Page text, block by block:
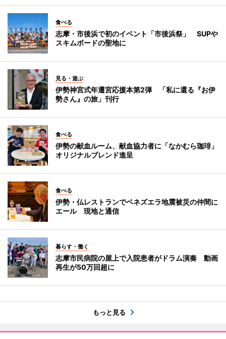
食べる
志摩・市後浜で初のイベント「市後浜祭」 SUPや
スキムボードの聖地に
見る・遊ぶ
伊勢神宮式年遷宮応援本第2弾 「私に還る『お伊
勢さん』の旅」刊行
食べる
伊勢の献血ルーム、献血協力者に「なかむら珈琲」
オリジナルブレンド進呈
食べる
伊勢・仏レストランでベネズエラ地震被災の仲間に
エール 現地と通信
暮らす・働く
志摩市民病院の屋上で入院患者がドラム演奏 動画
再生が50万回超に
もっと見る